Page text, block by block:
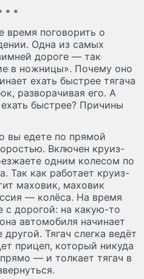
* *
время поговорить о
Одна из самых
дороге — так
в ножницы». Почему оно
ехать быстрее тягача
разворачивая его. А
быстрее? Причины
вы едете по прямой
Включен круиз-
одним колесом по
Так как работает круиз-
маховик, маховик
— колёса. На время
с дорогой: на какую-то
автомобиля начинает
Тягач слегка ведёт
прицеп, который никуда
— и толкает тягач в